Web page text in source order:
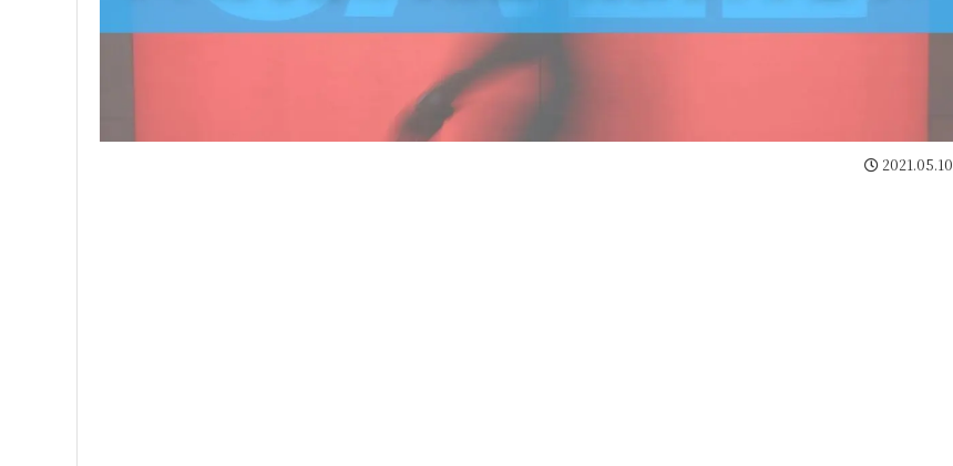
2021.05.10